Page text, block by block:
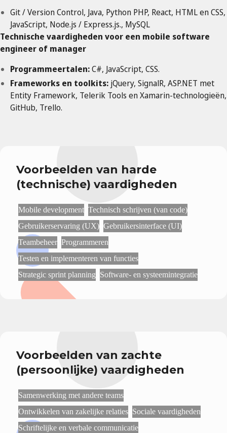
Git / Version Control, Java, Python PHP, React, HTML en CSS,
JavaScript, Node.js / Express.js., MySQL
Technische vaardigheden voor een mobile software
engineer of manager
Programmeertalen:C#, JavaScript, CSS.
Frameworks en toolkits: jQuery, SignalR, ASP.NET met
Entity Framework, Telerik Tools en Xamarin-technologieën,
GitHub, Trello.
Voorbeelden van harde
(technische) vaardigheden
Mobile development Technisch schrijven (van code)
Gebruikerservaring (UX) Gebruikersinterface (UI)
Teambeheer Programmeren
Testen en implementeren van functies
Strategic sprint planning Software- en systeemintegratie
Voorbeelden van zachte
(persoonlijke) vaardigheden
Samenwerking met andere teams
Ontwikkelen van zakelijke relaties Sociale vaardigheden
Schriftelijke en verbale communicatie